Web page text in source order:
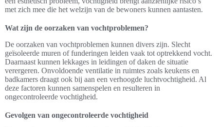
met zich mee die het welzijn van de bewoners kunnen aantasten.
Wat zijn de oorzaken van vochtproblemen?
De oorzaken van vochtproblemen kunnen divers zijn. Slecht
geïsoleerde muren of funderingen leiden vaak tot optrekkend vocht.
Daarnaast kunnen lekkages in leidingen of daken de situatie
verergeren. Onvoldoende ventilatie in ruimtes zoals keukens en
badkamers draagt ook bij aan een verhoogde luchtvochtigheid. Al
deze factoren kunnen samenspelen en resulteren in
ongecontroleerde vochtigheid.
Gevolgen van ongecontroleerde vochtigheid